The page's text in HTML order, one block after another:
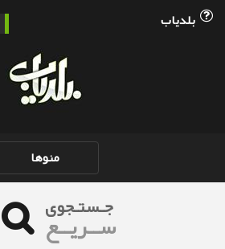
بلدیاب
Toggle
navigation
منوها
جـستـجوی
ســریــع